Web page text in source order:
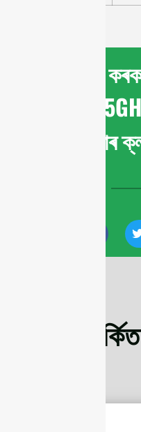
শ্বেয়াৰ
2.4/5/
আপোনাৰ